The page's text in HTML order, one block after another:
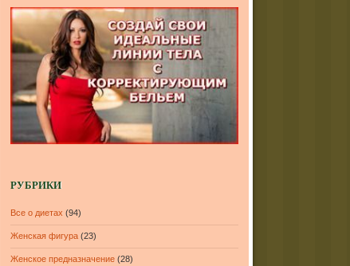
РУБРИКИ
Все о диетах (94)
Женская фигура (23)
Женское предназначение (28)